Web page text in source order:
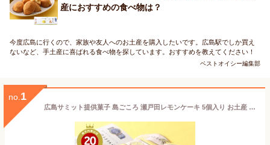
産におすすめの食べ物は？
今度広島に行くので、家族や友人へのお土産を購入したいです。広島駅でしか買え
ないなど、手土産に喜ばれる食べ物を探しています。おすすめを教えてください！
ベストオイシー編集部
no. 1
広島サミット提供菓子 島ごころ 瀬戸田レモンケーキ 5個入り お土産 お菓子｜広島土産 広島レモンケーキ おみやげ みやげ お菓子 プレゼント ギフト 手土産 銘菓 お返し 挨拶 お礼 スイーツ お返し 広島 尾道 瀬戸田 瀬戸内 しまなみ海道 帰省土産 お取り寄せ 贈り物